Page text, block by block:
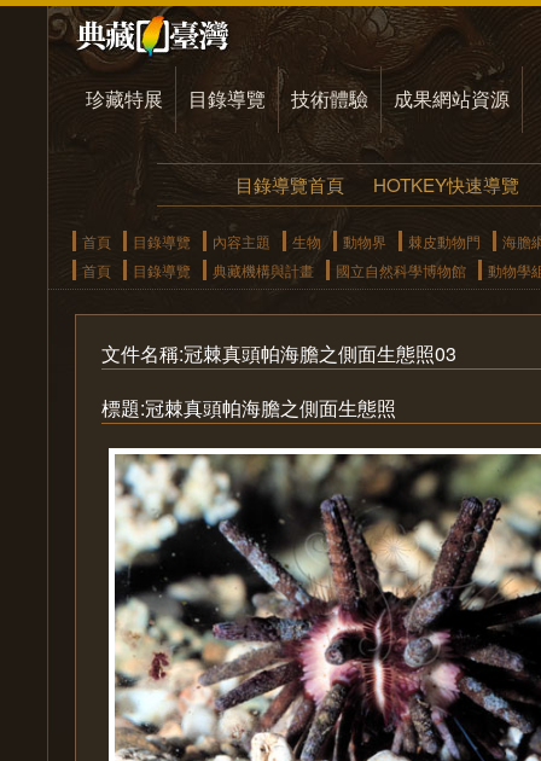
珍藏特展 目錄導覽 技術體驗 成果網站資源
目錄導覽首頁 HOTKEY快速導覽
首頁 目錄導覽 內容主題 生物 動物界 棘皮動物門
海膽
首頁
目錄導覽 典藏機構與計畫 國立自然科學博物館 動物學
文件名稱:冠棘真頭帕海膽之側面生態照03
標題:冠棘真頭帕海膽之側面生態照